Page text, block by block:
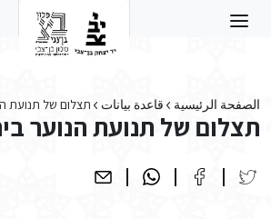
الصفحة الرئيسية قاعدة بيانات תצלום של תנועת
תצלום של תנועת הנוער